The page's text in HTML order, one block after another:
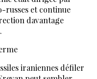
russes et continue
davantage
iraniennes défiler